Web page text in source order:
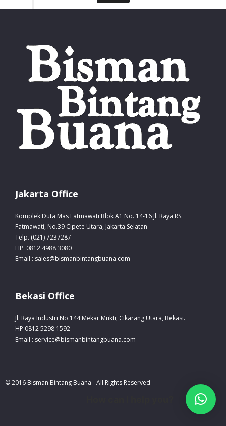
Jakarta Office
Komplek Duta Mas Fatmawati Blok A1 No. 14-16 Jl. Raya RS.
Fatmawati, No.39 Cipete Utara, Jakarta Selatan
Telp. (021) 7237287
HP. 0812 4988 3080
Email : sales@bismanbintangbuana.com
Bekasi Office
Jl. Raya Industri No.144 Mekar Mukti, Cikarang Utara, Bekasi.
HP 0812 5298 1592
Email : service@bismanbintangbuana.com
© 2016 Bisman Bintang Buana - All Rights Reserved